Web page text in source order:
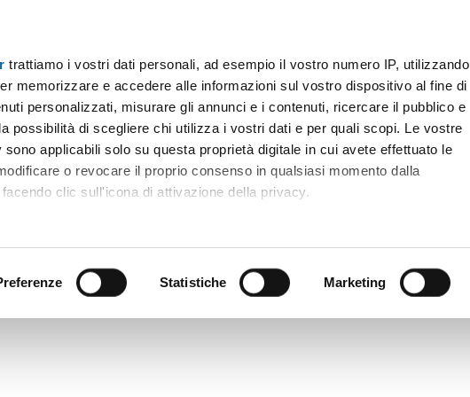
trattiamo i vostri dati personali, ad esempio il vostro numero IP, utilizzando
memorizzare e accedere alle informazioni sul vostro dispositivo al fine di
personalizzati, misurare gli annunci e i contenuti, ricercare il pubblico e
possibilità di scegliere chi utilizza i vostri dati e per quali scopi. Le vostre
applicabili solo su questa proprietà digitale in cui avete effettuato le
o revocare il proprio consenso in qualsiasi momento dalla
clic sull'icona di attivazione della privacy.
scansionandolo attivamente alla ricerca di caratteristiche specifiche
contenuti ed annunci, per fornire funzionalità dei social media e
Statistiche Marketing